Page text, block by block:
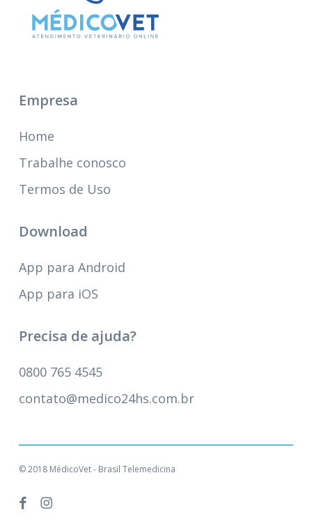
Empresa
Home
Trabalhe conosco
Termos de Uso
Download
App para Android
App para iOS
Precisa de ajuda?
0800 765 4545
contato@medico24hs.com.br
© 2018 MédicoVet - Brasil Telemedicina
facebookinstagram